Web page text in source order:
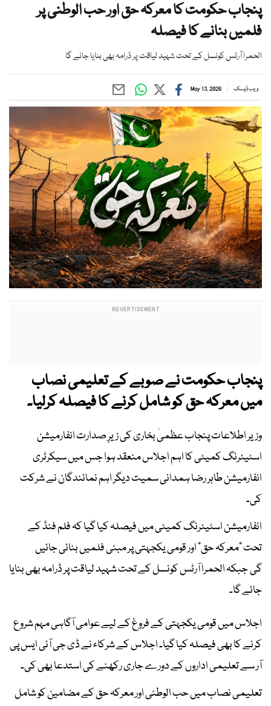
پنجاب حکومت کا معرکہ حق اور حب الوطنی پر
فلمیں بنانے کا فیصلہ
الحمرا آرٹس کونسل کے تحت شہید لیاقت پر ڈرامہ بھی بنایا جائے گا
ویب ڈیسک May 13, 2026
پنجاب حکومت نے صوبے کے تعلیمی نصاب
میں معرکہ حق کو شامل کرنے کا فیصلہ کرلیا۔
وزیر اطلاعات پنجاب عظمیٰ بخاری کی زیرِ صدارت انفارمیشن
اسٹیئرنگ کمیٹی کا اہم اجلاس منعقد ہوا جس میں سیکرٹری
انفارمیشن طاہر رضا ہمدانی سمیت دیگر اہم نمائندگان نے شرکت
کی۔
انفارمیشن اسٹیئرنگ کمیٹی میں فیصلہ کیا گیا کہ فلم فنڈ کے
تحت "معرکہ حق" اور قومی یکجہتی پر مبنی فلمیں بنائی جائیں
گی جبکہ الحمرا آرٹس کونسل کے تحت شہید لیاقت پر ڈرامہ بھی بنایا
جائے گا۔
اجلاس میں قومی یکجہتی کے فروغ کے لیے عوامی آگاہی مہم شروع
کرنے کا بھی فیصلہ کیا گیا۔ اجلاس کے شرکاء نے ڈی جی آئی ایس پی
آر سے تعلیمی اداروں کے دورے جاری رکھنے کی استدعا بھی کی۔
تعلیمی نصاب میں حب الوطنی اور معرکہ حق کے مضامین کو شامل